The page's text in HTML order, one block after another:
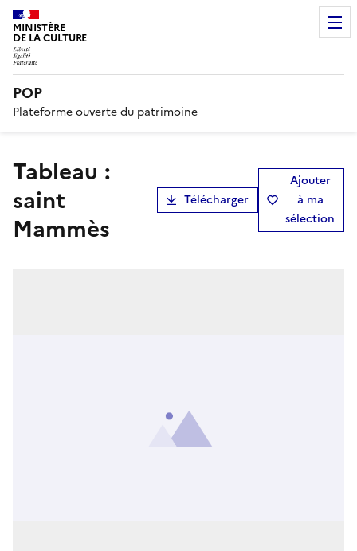
MINISTÈRE
DE LA CULTURE
POP
Plateforme ouverte du patrimoine
tableau :
saint
Mammès
Télécharger
Ajouter
à ma
sélection